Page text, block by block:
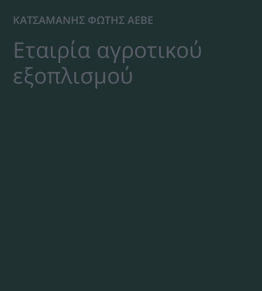
ΚΑΤΣΑΜΑΝΗΣ ΦΩΤΗΣ ΑΕΒΕ
Εταιρία αγροτικού
εξοπλισμού